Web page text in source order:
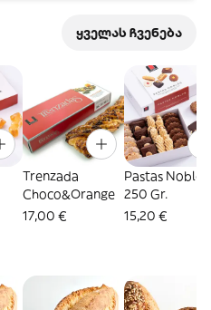
ყველას ჩვენება
Trenzada
Choco&Orange
17,00 €
Pastas Nobles
250 Gr.
15,20 €